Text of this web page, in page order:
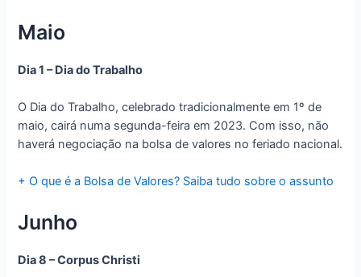
Maio
Dia 1 – Dia do Trabalho
O Dia do Trabalho, celebrado tradicionalmente em 1º de
maio, cairá numa segunda-feira em 2023. Com isso, não
haverá negociação na bolsa de valores no feriado nacional.
+ O que é a Bolsa de Valores? Saiba tudo sobre o assunto
Junho
Dia 8 – Corpus Christi